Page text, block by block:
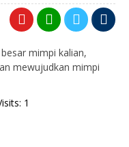
mimpi kalian,
mewujudkan mimpi
1